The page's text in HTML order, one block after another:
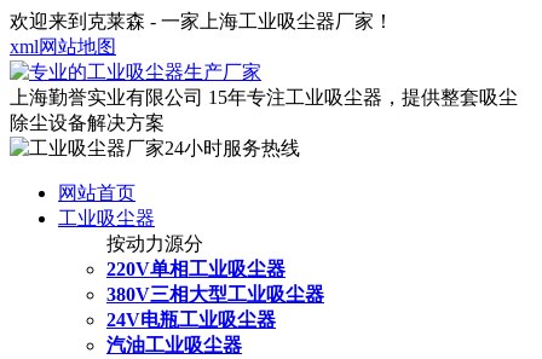
欢迎来到克莱森 - 一家上海工业吸尘器厂家！
xml网站地图
上海勤誉实业有限公司 15年专注工业吸尘器，提供整套吸尘
除尘设备解决方案
网站首页
工业吸尘器
按动力源分
220V单相工业吸尘器
380V三相大型工业吸尘器
24V电瓶工业吸尘器
汽油工业吸尘器